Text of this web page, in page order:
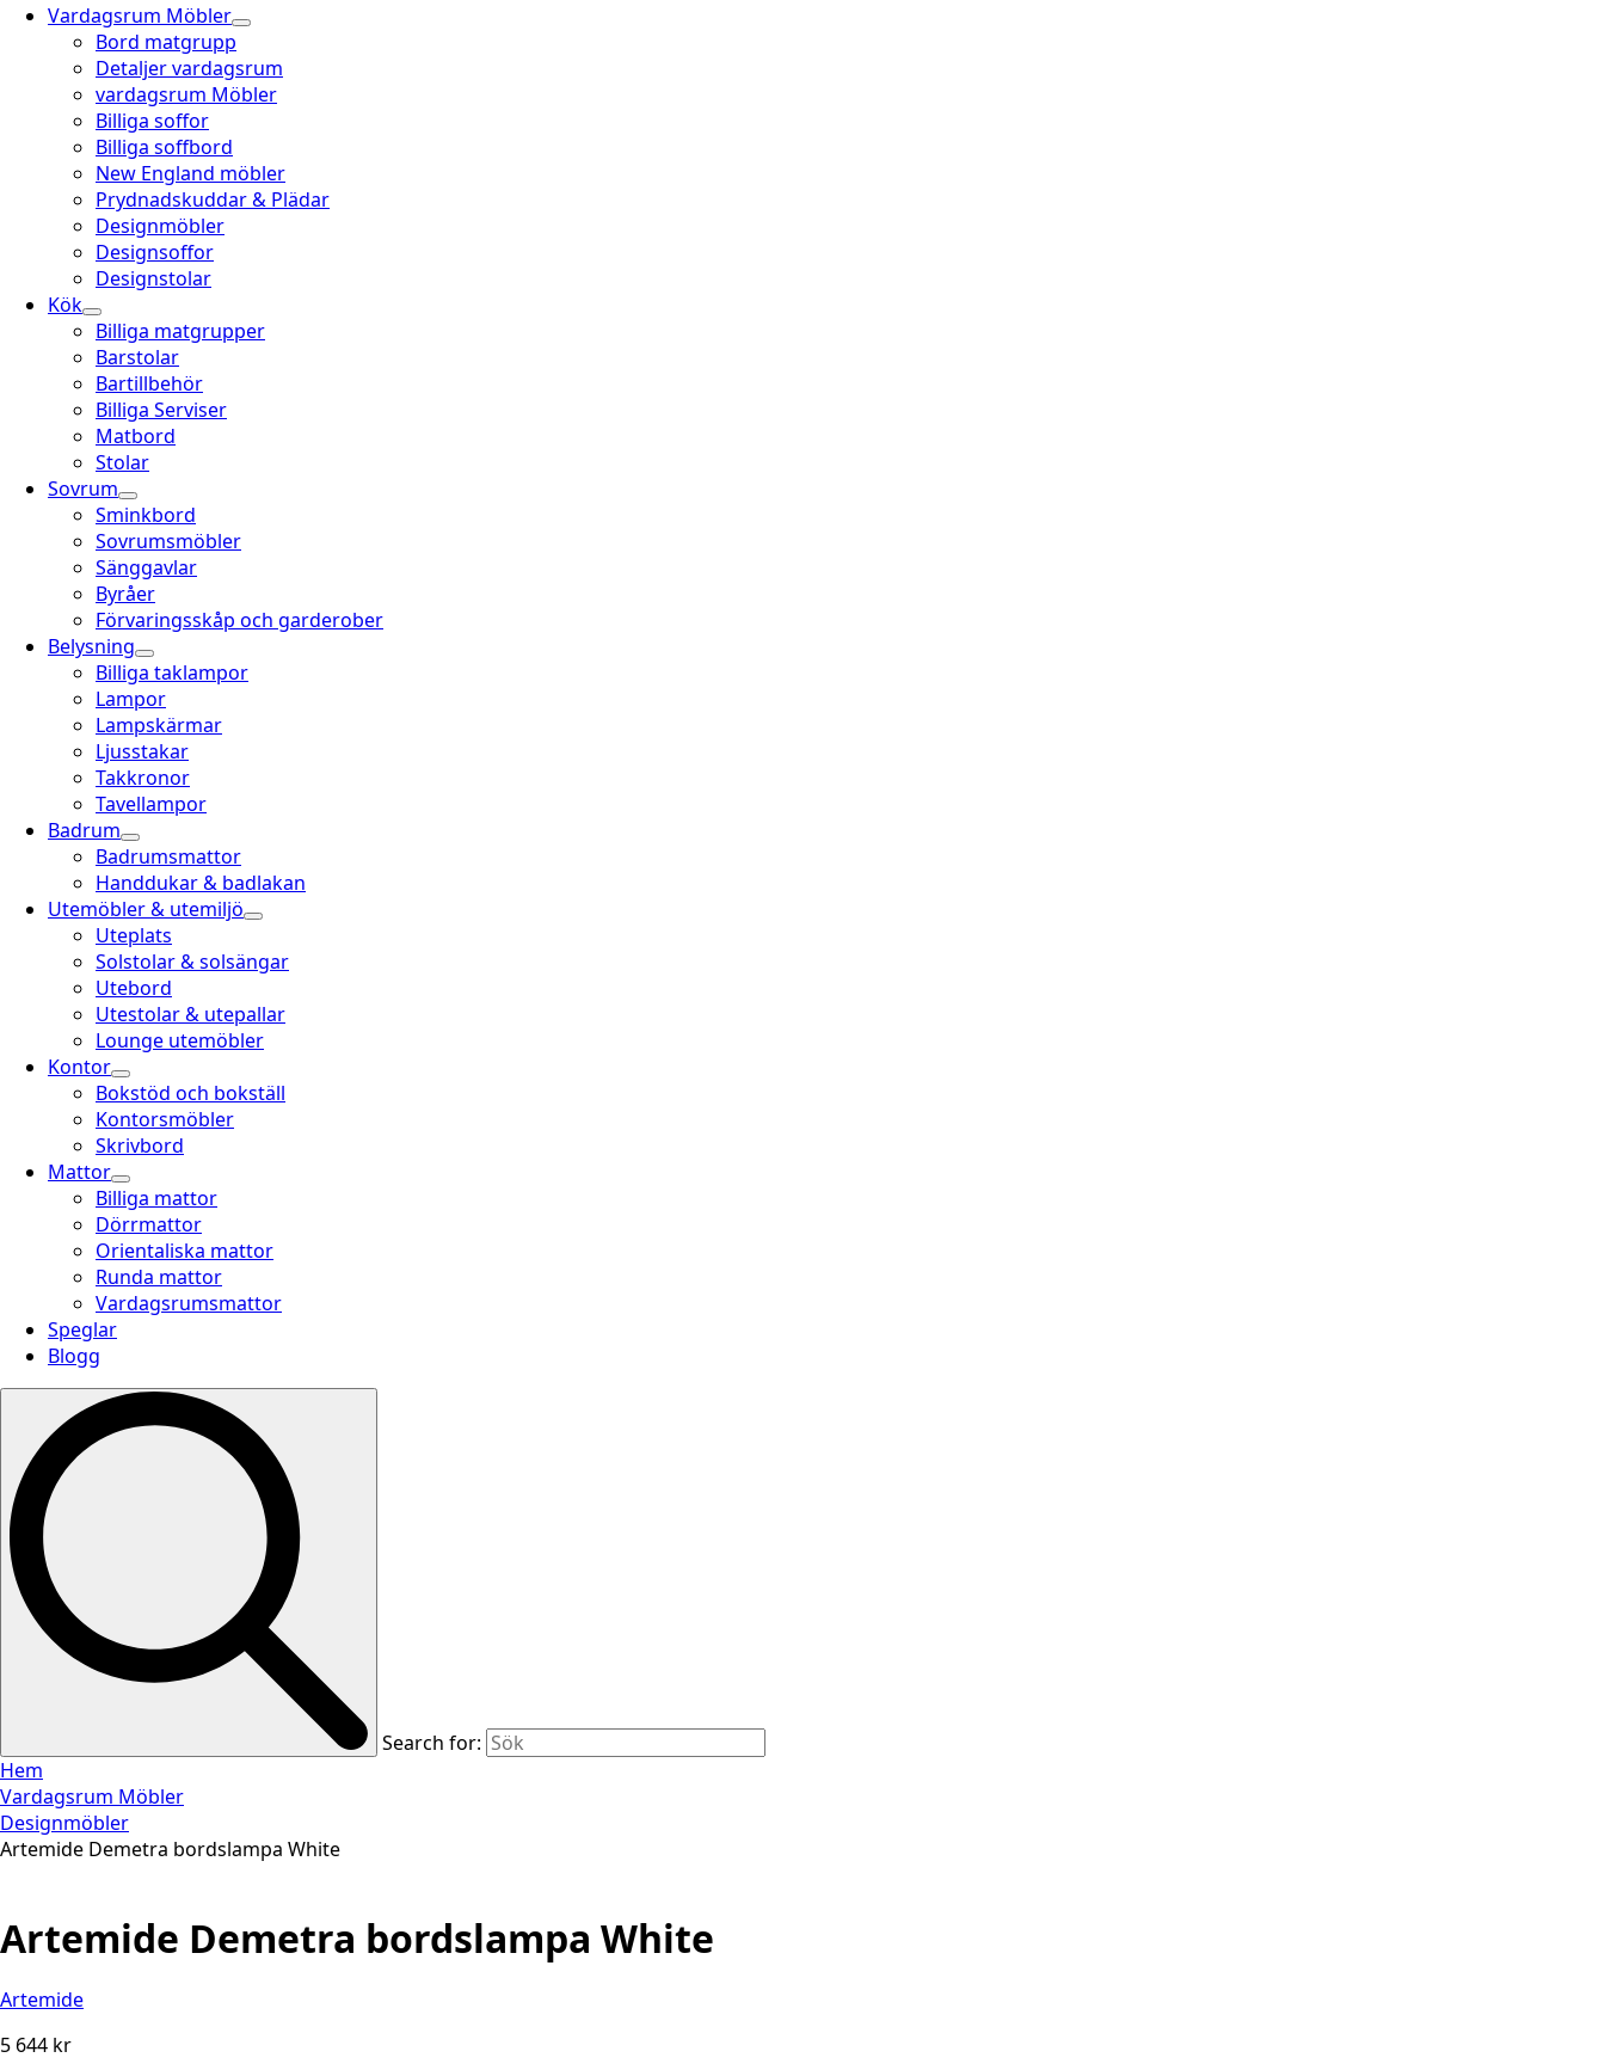
Vardagsrum Möbler
Bord matgrupp
Detaljer vardagsrum
vardagsrum Möbler
Billiga soffor
Billiga soffbord
New England möbler
Prydnadskuddar & Plädar
Designmöbler
Designsoffor
Designstolar
Kök
Billiga matgrupper
Barstolar
Bartillbehör
Billiga Serviser
Matbord
Stolar
Sovrum
Sminkbord
Sovrumsmöbler
Sänggavlar
Byråer
Förvaringsskåp och garderober
Belysning
Billiga taklampor
Lampor
Lampskärmar
Ljusstakar
Takkronor
Tavellampor
Badrum
Badrumsmattor
Handdukar & badlakan
Utemöbler & utemiljö
Uteplats
Solstolar & solsängar
Utebord
Utestolar & utepallar
Lounge utemöbler
Kontor
Bokstöd och bokställ
Kontorsmöbler
Skrivbord
Mattor
Billiga mattor
Dörrmattor
Orientaliska mattor
Runda mattor
Vardagsrumsmattor
Speglar
Blogg
Search for:
Hem
Vardagsrum Möbler
Designmöbler
Artemide Demetra bordslampa White
Artemide Demetra bordslampa White
Artemide
5 644 kr